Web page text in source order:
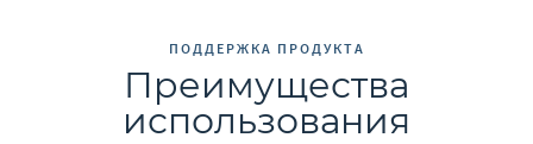
ПОДДЕРЖКА ПРОДУКТА
Преимущества
использования